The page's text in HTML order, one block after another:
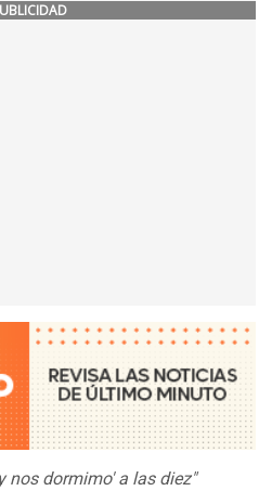
nos dormimo' a las diez"